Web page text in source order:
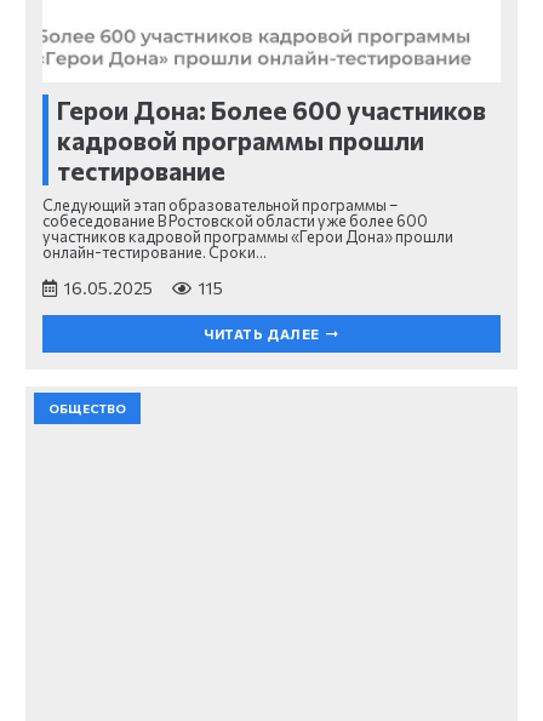
Герои Дона: Более 600 участников
кадровой программы прошли
тестирование
Следующий этап образовательной программы –
собеседование В Ростовской области уже более 600
участников кадровой программы «Герои Дона» прошли
онлайн-тестирование. Сроки…
16.05.2025 115
ЧИТАТЬ ДАЛЕЕ
ОБЩЕСТВО